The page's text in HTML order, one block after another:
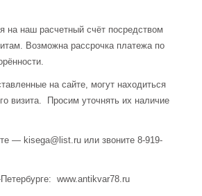
на наш расчетный счёт посредством
Возможна рассрочка платежа по
на сайте, могут находиться
визита. Просим уточнять их наличие
— kisega@list.ru или звоните 8-919-
www.antikvar78.ru